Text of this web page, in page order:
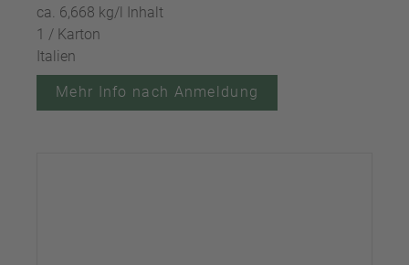
ca. 6,668 kg/l Inhalt
1 / Karton
Italien
Mehr Info nach Anmeldung